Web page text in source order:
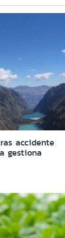
accidente
gestiona